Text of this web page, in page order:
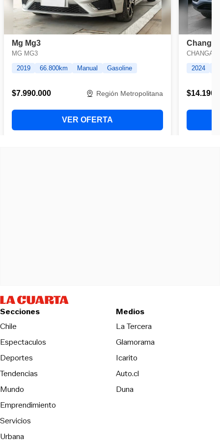
Secciones
Chile
Espectaculos
Deportes
Tendencias
Mundo
Emprendimiento
Servicios
Urbana
Medios
La TerceraOpens in new
Glamorama
Icarito
Auto.cl
DunaOpens in new window